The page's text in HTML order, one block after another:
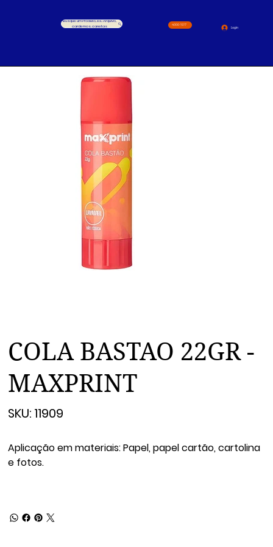
Busque um Produto, ex.: Arquivo,
cardernos, canetas
4000-1517
Login
COLA BASTAO 22GR -
MAXPRINT
SKU:
11909
11909
Aplicação em materiais: Papel, papel cartão, cartolina
e fotos.